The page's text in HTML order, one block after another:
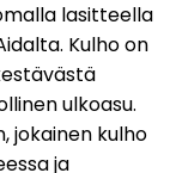
lasitteella
Kulho on
ulkoasu.
jokainen kulho
ja